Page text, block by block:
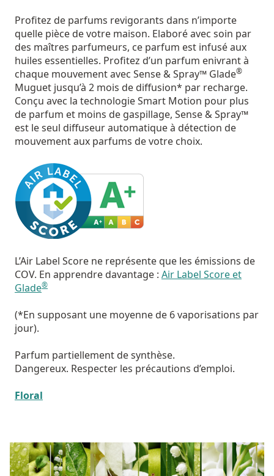
Profitez de parfums revigorants dans n’importe
quelle pièce de votre maison. Elaboré avec soin par
des maîtres parfumeurs, ce parfum est infusé aux
huiles essentielles. Profitez d’un parfum enivrant à
chaque mouvement avec Sense & Spray™ Glade®
Muguet jusqu’à 2 mois de diffusion* par recharge.
Conçu avec la technologie Smart Motion pour plus
de parfum et moins de gaspillage, Sense & Spray™
est le seul diffuseur automatique à détection de
mouvement aux parfums de votre choix.
L’Air Label Score ne représente que les émissions de
COV. En apprendre davantage : Air Label Score et
Glade®
(*En supposant une moyenne de 6 vaporisations par
jour).
Parfum partiellement de synthèse.
Dangereux. Respecter les précautions d’emploi.
Floral